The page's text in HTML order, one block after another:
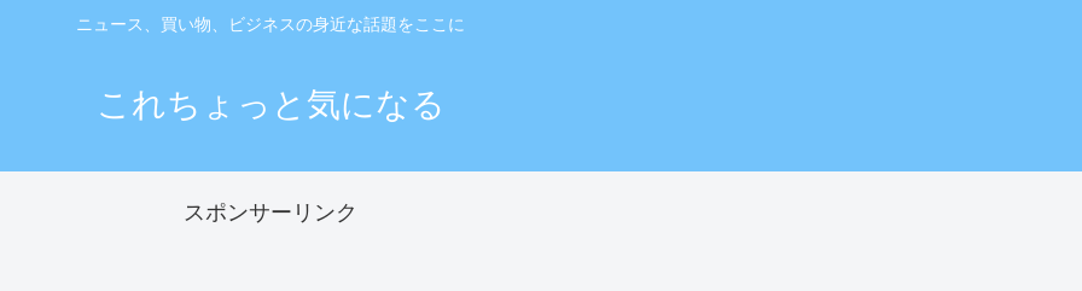
ニュース、買い物、ビジネスの身近な話題をここに
これちょっと気になる
スポンサーリンク